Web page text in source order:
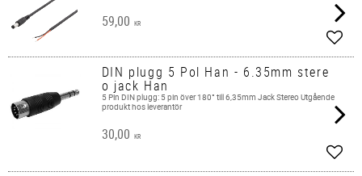
59,00 KR
Add
DIN plugg 5 Pol Han - 6.35mm stere
o jack Han
5 Pin DIN plugg: 5 pin över 180° till 6,35mm Jack Stereo Utgående
produkt hos leverantör
30,00 KR
Add